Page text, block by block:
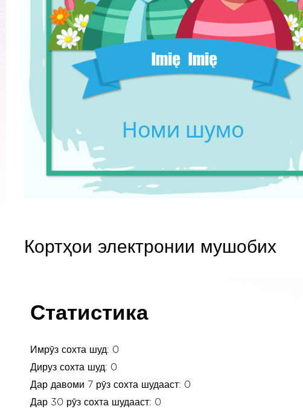
Кортҳои электронии мушобих
Статистика
Имрӯз сохта шуд: 0
Дируз сохта шуд: 0
Дар давоми 7 рӯз сохта шудааст: 0
Дар 30 рӯз сохта шудааст: 0